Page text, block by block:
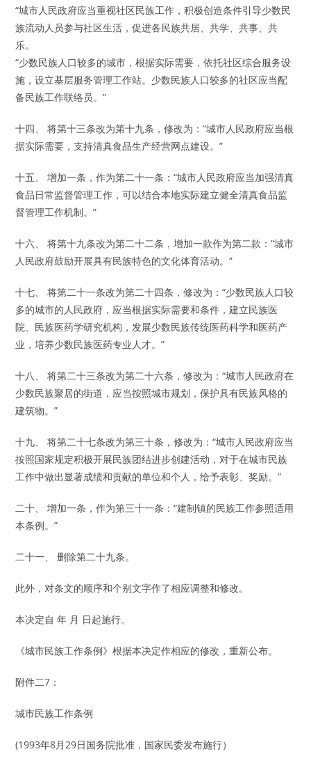
“城市人民政府应当重视社区民族工作，积极创造条件引导少数民
族流动人员参与社区生活，促进各民族共居、共学、共事、共
乐。
“少数民族人口较多的城市，根据实际需要，依托社区综合服务设
施，设立基层服务管理工作站。少数民族人口较多的社区应当配
备民族工作联络员。”
十四、 将第十三条改为第十九条，修改为：“城市人民政府应当根
据实际需要，支持清真食品生产经营网点建设。”
十五、 增加一条，作为第二十一条：“城市人民政府应当加强清真
食品日常监督管理工作，可以结合本地实际建立健全清真食品监
督管理工作机制。”
十六、 将第十九条改为第二十二条，增加一款作为第二款：“城市
人民政府鼓励开展具有民族特色的文化体育活动。”
十七、 将第二十一条改为第二十四条，修改为：“少数民族人口较
多的城市的人民政府，应当根据实际需要和条件，建立民族医
院、民族医药学研究机构，发展少数民族传统医药科学和医药产
业，培养少数民族医药专业人才。”
十八、 将第二十三条改为第二十六条，修改为：“城市人民政府在
少数民族聚居的街道，应当按照城市规划，保护具有民族风格的
建筑物。”
十九、 将第二十七条改为第三十条，修改为：“城市人民政府应当
按照国家规定积极开展民族团结进步创建活动，对于在城市民族
工作中做出显著成绩和贡献的单位和个人，给予表彰、奖励。”
二十、 增加一条，作为第三十一条：“建制镇的民族工作参照适用
本条例。”
二十一、 删除第二十九条。
此外，对条文的顺序和个别文字作了相应调整和修改。
本决定自 年 月 日起施行。
《城市民族工作条例》根据本决定作相应的修改，重新公布。
附件二7：
城市民族工作条例
(1993年8月29日国务院批准，国家民委发布施行）